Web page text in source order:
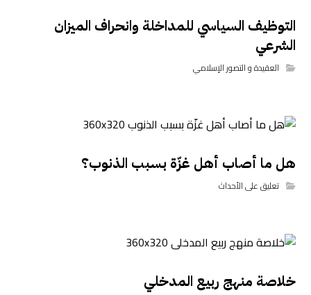
التوظيف السياسي للمداخلة وانحراف الميزان
الشرعي
العقيدة و التصور الإسلامي
هل ما أصاب أهل غزّة بسبب الذنوب؟
تعليق على الأحداث
خلاصة منهج ربيع المدخلي